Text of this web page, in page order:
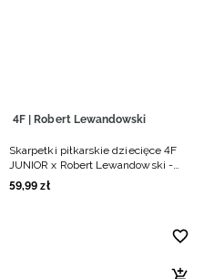
4F | Robert Lewandowski
Skarpetki piłkarskie dziecięce 4F
JUNIOR x Robert Lewandowski -
czarne
59,99 zł